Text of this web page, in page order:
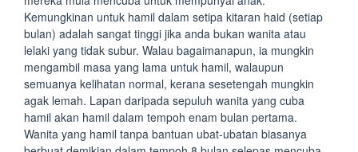
Kemungkinan untuk hamil dalam setipa kitaran haid (setiap
bulan) adalah sangat tinggi jika anda bukan wanita atau
lelaki yang tidak subur. Walau bagaimanapun, ia mungkin
mengambil masa yang lama untuk hamil, walaupun
semuanya kelihatan normal, kerana sesetengah mungkin
agak lemah. Lapan daripada sepuluh wanita yang cuba
hamil akan hamil dalam tempoh enam bulan pertama.
Wanita yang hamil tanpa bantuan ubat-ubatan biasanya